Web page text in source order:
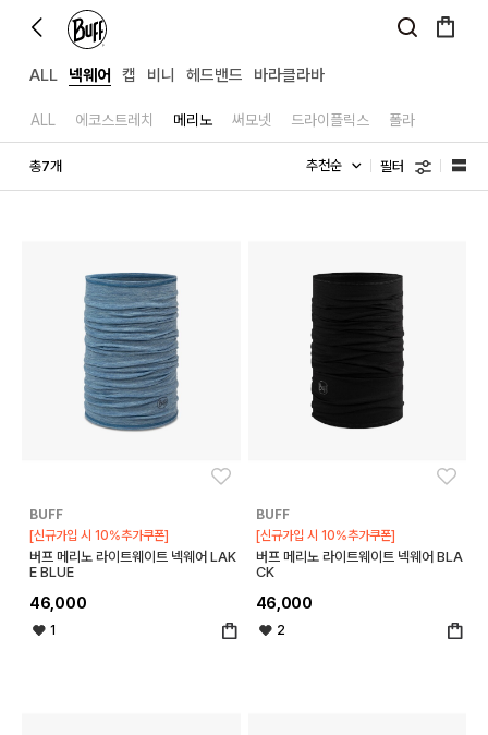
ALL 넥웨어 캡 비니 헤드밴드 바라클라바
ALL 에코스트레치 메리노 써모넷 드라이플릭스 폴라
총7개 필터
BUFF
[신규가입 시 10%추가쿠폰]
버프 메리노 라이트웨이트 넥웨어 LAK
E BLUE
46,000
1
BUFF
[신규가입 시 10%추가쿠폰]
버프 메리노 라이트웨이트 넥웨어 BLA
CK
46,000
2